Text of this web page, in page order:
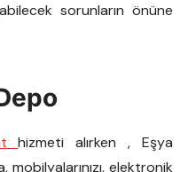
sorunların önüne
hizmeti alırken , Eşya
elektronik